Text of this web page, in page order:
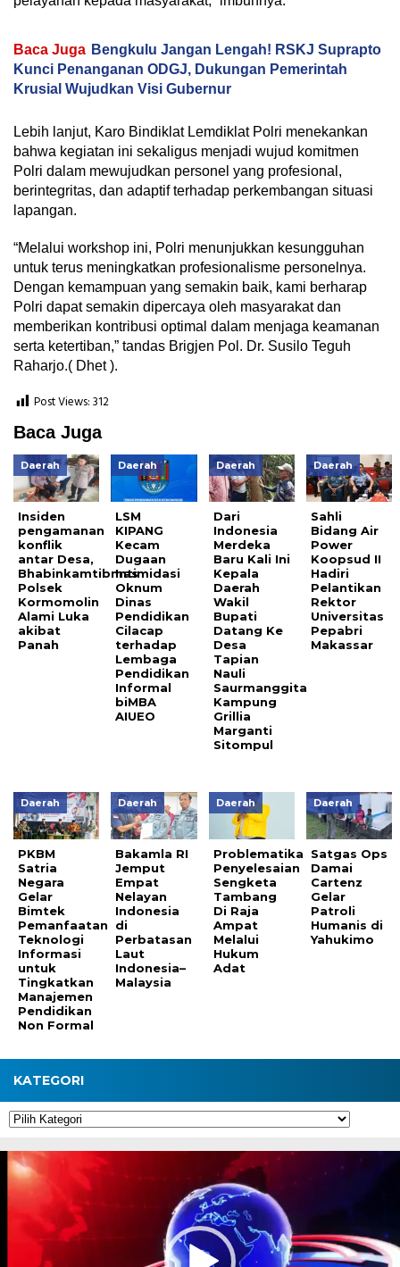
Baca Juga Bengkulu Jangan Lengah! RSKJ Suprapto
Kunci Penanganan ODGJ, Dukungan Pemerintah
Krusial Wujudkan Visi Gubernur
Lebih lanjut, Karo Bindiklat Lemdiklat Polri menekankan
bahwa kegiatan ini sekaligus menjadi wujud komitmen
Polri dalam mewujudkan personel yang profesional,
berintegritas, dan adaptif terhadap perkembangan situasi
lapangan.
“Melalui workshop ini, Polri menunjukkan kesungguhan
untuk terus meningkatkan profesionalisme personelnya.
Dengan kemampuan yang semakin baik, kami berharap
Polri dapat semakin dipercaya oleh masyarakat dan
memberikan kontribusi optimal dalam menjaga keamanan
serta ketertiban,” tandas Brigjen Pol. Dr. Susilo Teguh
Raharjo.( Dhet ).
Post Views:312
Baca Juga
Daerah
Insiden
pengamanan
konflik
antar Desa,
Bhabinkamtibmas
Polsek
Kormomolin
Alami Luka
akibat
Panah
Daerah
LSM
KIPANG
Kecam
Dugaan
Intimidasi
Oknum
Dinas
Pendidikan
Cilacap
terhadap
Lembaga
Pendidikan
Informal
biMBA
AIUEO
Daerah
Dari
Indonesia
Merdeka
Baru Kali Ini
Kepala
Daerah
Wakil
Bupati
Datang Ke
Desa
Tapian
Nauli
Saurmanggita
Kampung
Grillia
Marganti
Sitompul
Daerah
Sahli
Bidang Air
Power
Koopsud II
Hadiri
Pelantikan
Rektor
Universitas
Pepabri
Makassar
Daerah
PKBM
Satria
Negara
Gelar
Bimtek
Pemanfaatan
Teknologi
Informasi
untuk
Tingkatkan
Manajemen
Pendidikan
Non Formal
Daerah
Bakamla RI
Jemput
Empat
Nelayan
Indonesia
di
Perbatasan
Laut
Indonesia–
Malaysia
Daerah
Problematika
Penyelesaian
Sengketa
Tambang
Di Raja
Ampat
Melalui
Hukum
Adat
Daerah
Satgas Ops
Damai
Cartenz
Gelar
Patroli
Humanis di
Yahukimo
KATEGORI
Kategori
Pemutar
Video